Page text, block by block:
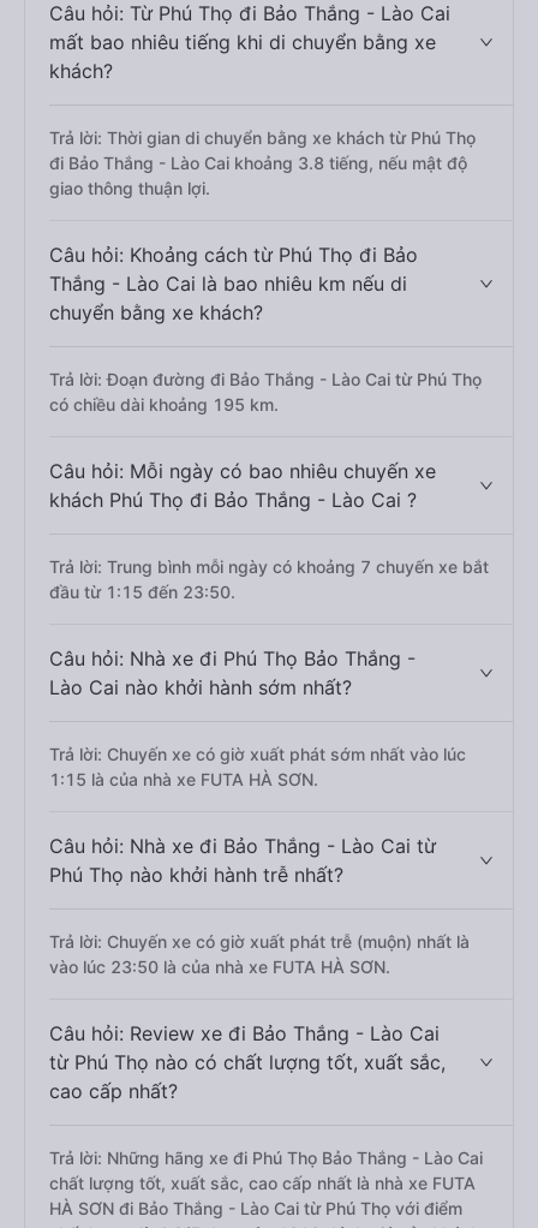
Câu hỏi: Từ Phú Thọ đi Bảo Thắng - Lào Cai
mất bao nhiêu tiếng khi di chuyển bằng xe
khách?
Trả lời: Thời gian di chuyển bằng xe khách từ Phú Thọ
đi Bảo Thắng - Lào Cai khoảng 3.8 tiếng, nếu mật độ
giao thông thuận lợi.
Câu hỏi: Khoảng cách từ Phú Thọ đi Bảo
Thắng - Lào Cai là bao nhiêu km nếu di
chuyển bằng xe khách?
Trả lời: Đoạn đường đi Bảo Thắng - Lào Cai từ Phú Thọ
có chiều dài khoảng 195 km.
Câu hỏi: Mỗi ngày có bao nhiêu chuyến xe
khách Phú Thọ đi Bảo Thắng - Lào Cai ?
Trả lời: Trung bình mỗi ngày có khoảng 7 chuyến xe bắt
đầu từ 1:15 đến 23:50.
Câu hỏi: Nhà xe đi Phú Thọ Bảo Thắng -
Lào Cai nào khởi hành sớm nhất?
Trả lời: Chuyến xe có giờ xuất phát sớm nhất vào lúc
1:15 là của nhà xe FUTA HÀ SƠN.
Câu hỏi: Nhà xe đi Bảo Thắng - Lào Cai từ
Phú Thọ nào khởi hành trễ nhất?
Trả lời: Chuyến xe có giờ xuất phát trễ (muộn) nhất là
vào lúc 23:50 là của nhà xe FUTA HÀ SƠN.
Câu hỏi: Review xe đi Bảo Thắng - Lào Cai
từ Phú Thọ nào có chất lượng tốt, xuất sắc,
cao cấp nhất?
Trả lời: Những hãng xe đi Phú Thọ Bảo Thắng - Lào Cai
chất lượng tốt, xuất sắc, cao cấp nhất là nhà xe FUTA
HÀ SƠN đi Bảo Thắng - Lào Cai từ Phú Thọ với điểm